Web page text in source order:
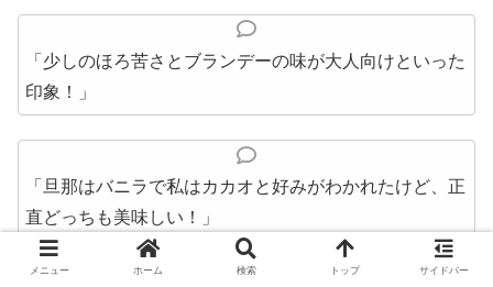
「少しのほろ苦さとブランデーの味が大人向けといった
印象！」
「旦那はバニラで私はカカオと好みがわかれたけど、正
直どっちも美味しい！」
メニュー ホーム 検索 トップ サイドバー